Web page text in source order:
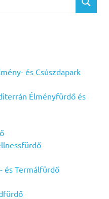
SEARCH
és Csúszdapark
Élményfürdő és
és Termálfürdő